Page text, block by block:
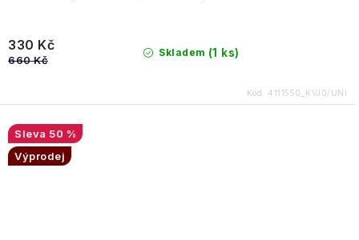
Skladem (1 ks)
330 Kč
660 Kč
Kód: 4111550_KVJ0/UNI
50 %
Výprodej